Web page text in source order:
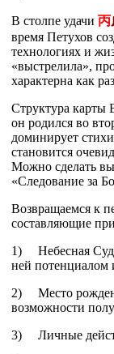
В столпе удачи 丙
время Петухов
технологиях и
«выстрелила»,
характерна как
Структура карты
он родился во
доминирует
становится
Можно сделать
«Следование за
Возвращаемся к
составляющие
1) Небесная
ней потенциалом
2) Место
возможности
3) Личные